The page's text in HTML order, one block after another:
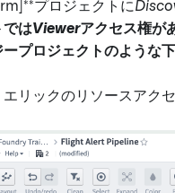
プロジェクトに
ではViewerアクセス権が
ープロジェクトのような
エリックのリソースアク